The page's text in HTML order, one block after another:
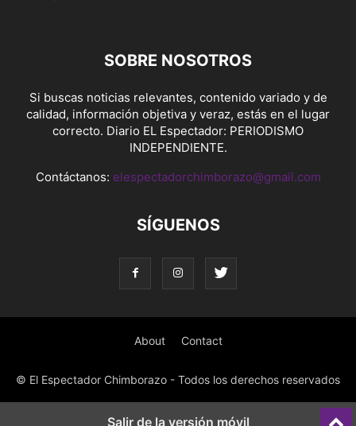
SOBRE NOSOTROS
Si buscas noticias relevantes, contenido variado y de
calidad, información objetiva y veraz, estás en el lugar
correcto. Diario EL Espectador: PERIODISMO
INDEPENDIENTE.
Contáctanos: elespectadorchimborazo@gmail.com
SÍGUENOS
About Contact
© El Espectador Chimborazo - Todos los derechos reservados
Salir de la versión móvil